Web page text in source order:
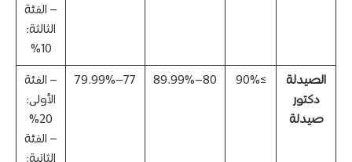
– الفئة
الثالثة:
10%
الصيدلة
دكتور
صيدلة
≥90%
80–89.99%
77–79.99%
– الفئة
الأولى:
20%
– الفئة